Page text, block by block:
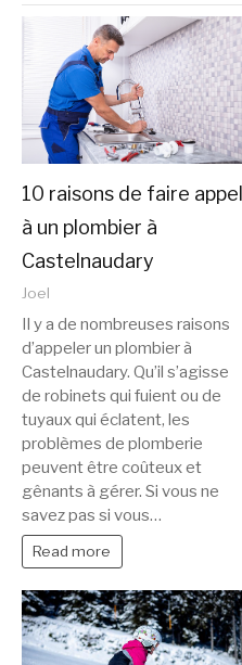
10 raisons de faire appel
à un plombier à
Castelnaudary
Joel
Il y a de nombreuses raisons
d’appeler un plombier à
Castelnaudary. Qu’il s’agisse
de robinets qui fuient ou de
tuyaux qui éclatent, les
problèmes de plomberie
peuvent être coûteux et
gênants à gérer. Si vous ne
savez pas si vous…
Read more